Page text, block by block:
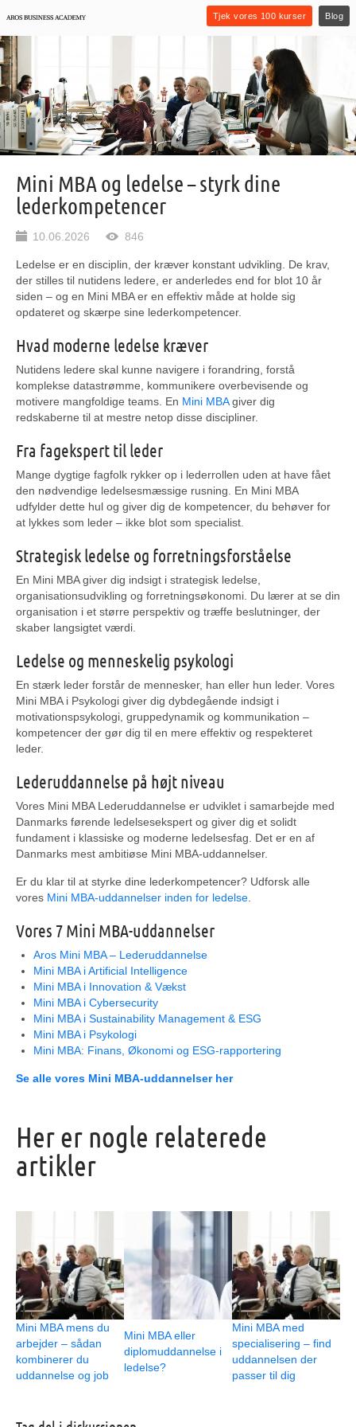
Tjek vores 100 kurser Blog
Mini MBA og ledelse – styrk dine
lederkompetencer
10.06.2026 846
Ledelse er en disciplin, der kræver konstant udvikling. De krav,
der stilles til nutidens ledere, er anderledes end for blot 10 år
siden – og en Mini MBA er en effektiv måde at holde sig
opdateret og skærpe sine lederkompetencer.
Hvad moderne ledelse kræver
Nutidens ledere skal kunne navigere i forandring, forstå
komplekse datastrømme, kommunikere overbevisende og
motivere mangfoldige teams. En Mini MBAgiver dig
redskaberne til at mestre netop disse discipliner.
Fra fagekspert til leder
Mange dygtige fagfolk rykker op i lederrollen uden at have fået
den nødvendige ledelsesmæssige rusning. En Mini MBA
udfylder dette hul og giver dig de kompetencer, du behøver for
at lykkes som leder – ikke blot som specialist.
Strategisk ledelse og forretningsforståelse
En Mini MBA giver dig indsigt i strategisk ledelse,
organisationsudvikling og forretningsøkonomi. Du lærer at se din
organisation i et større perspektiv og træffe beslutninger, der
skaber langsigtet værdi.
Ledelse og menneskelig psykologi
En stærk leder forstår de mennesker, han eller hun leder. Vores
Mini MBA i Psykologi giver dig dybdegående indsigt i
motivationspsykologi, gruppedynamik og kommunikation –
kompetencer der gør dig til en mere effektiv og respekteret
leder.
Lederuddannelse på højt niveau
Vores Mini MBA Lederuddannelse er udviklet i samarbejde med
Danmarks førende ledelsesekspert og giver dig et solidt
fundament i klassiske og moderne ledelsesfag. Det er en af
Danmarks mest ambitiøse Mini MBA-uddannelser.
Er du klar til at styrke dine lederkompetencer? Udforsk alle
vores Mini MBA-uddannelser inden for ledelse
Vores 7 Mini MBA-uddannelser
Aros Mini MBA – Lederuddannelse
Mini MBA i Artificial Intelligence
Mini MBA i Innovation & Vækst
Mini MBA i Cybersecurity
Mini MBA i Sustainability Management & ESG
Mini MBA i Psykologi
Mini MBA: Finans, Økonomi og ESG-rapportering
Se alle vores Mini MBA-uddannelser her
Her er nogle relaterede
artikler
Mini MBA mens du
arbejder – sådan
kombinerer du
uddannelse og job
Mini MBA eller
diplomuddannelse i
ledelse?
Mini MBA med
specialisering – find
uddannelsen der
passer til dig